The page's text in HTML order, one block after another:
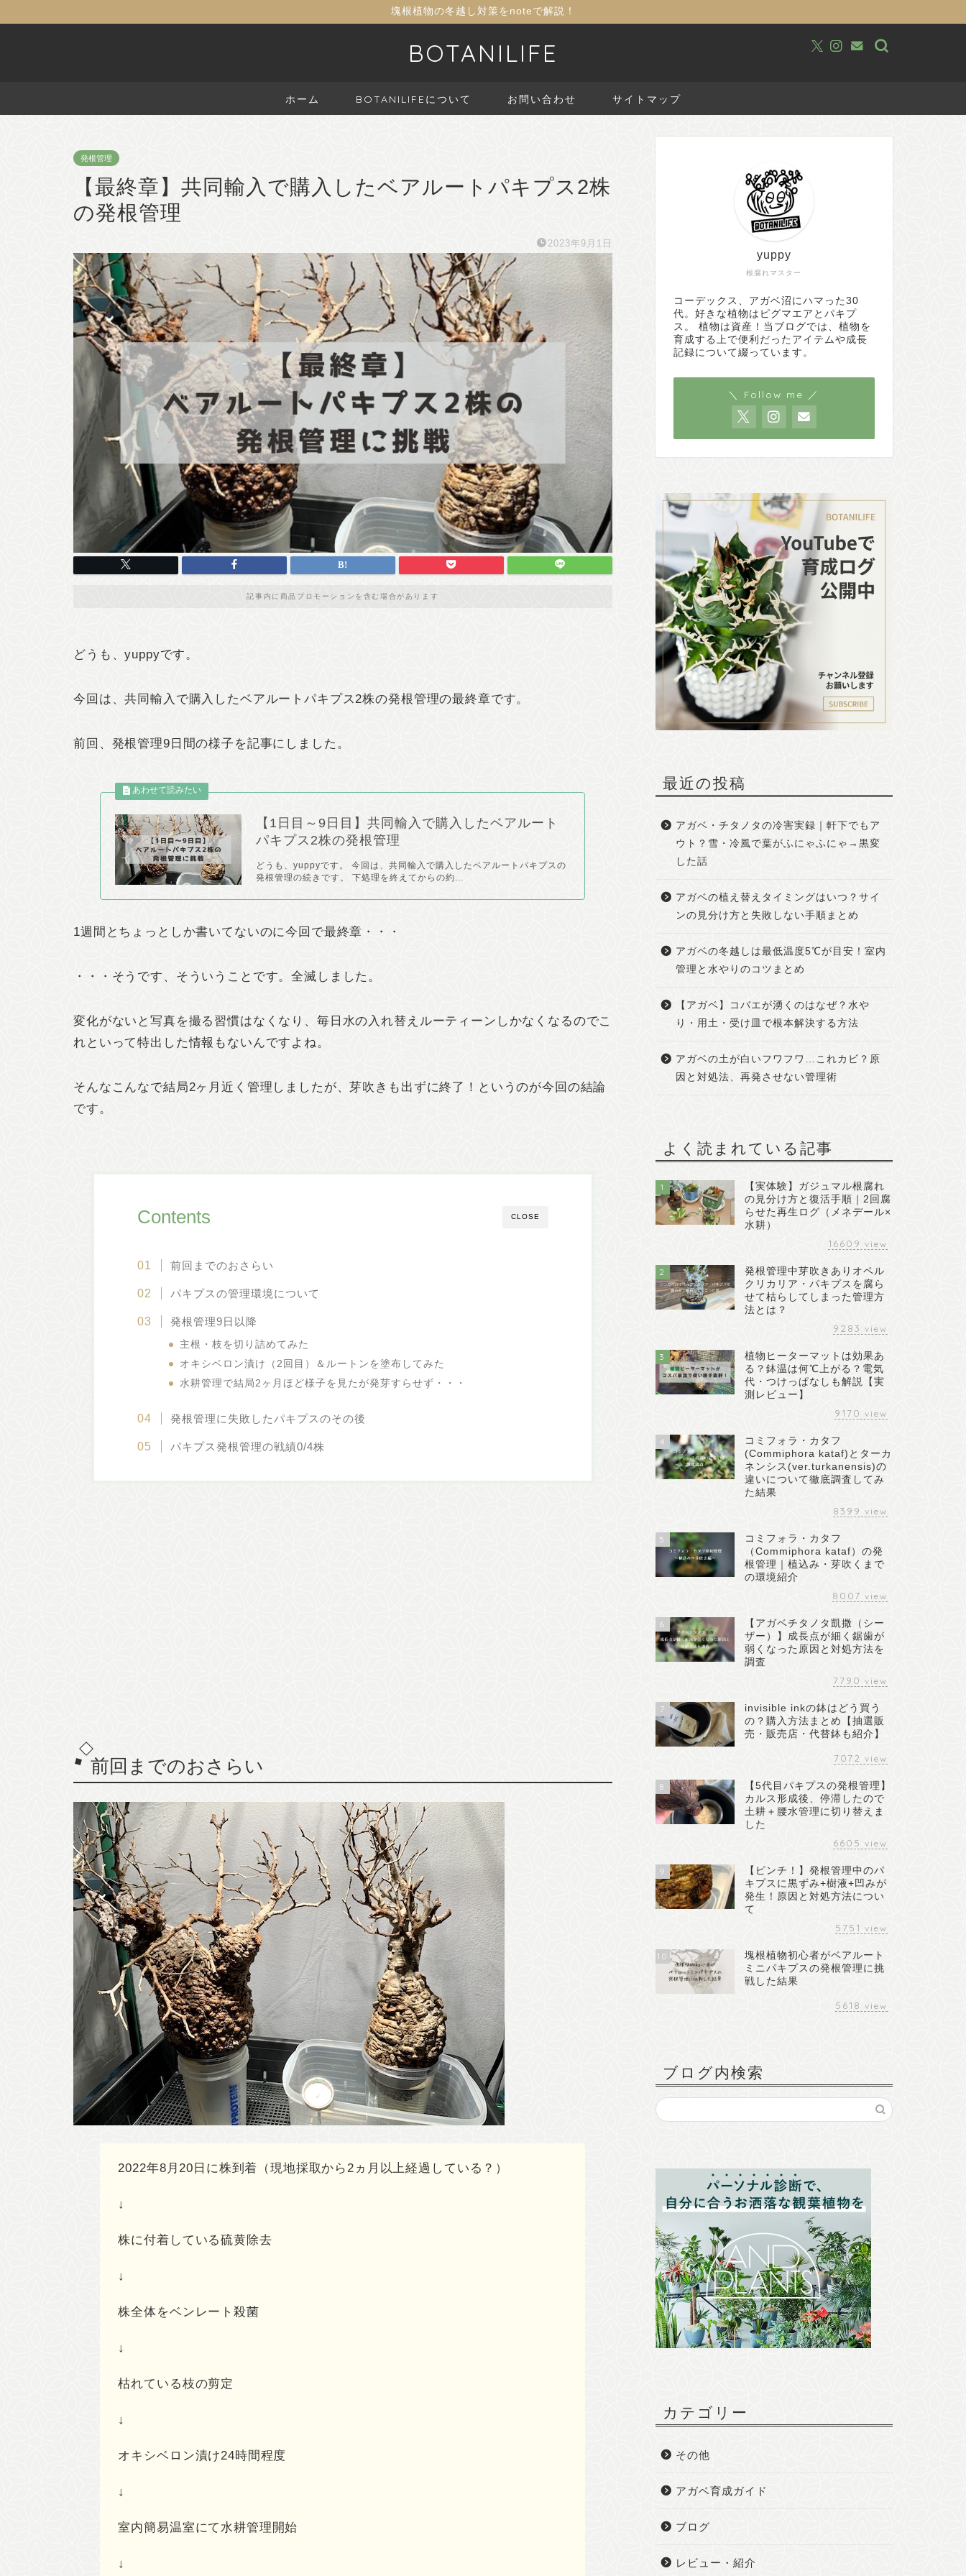
塊根植物の冬越し対策をnoteで解説！
BOTANILIFE
ホーム BOTANILIFEについて お問い合わせ サイトマップ
発根管理
【最終章】共同輸入で購入したベアルートパキプス2株
の発根管理
2023年9月1日
記事内に商品プロモーションを含む場合があります
どうも、yuppyです。
今回は、共同輸入で購入したベアルートパキプス2株の発根管理の最終章です。
前回、発根管理9日間の様子を記事にしました。
【1日目～9日目】共同輸入で購入したベアルート
パキプス2株の発根管理
どうも、yuppyです。 今回は、共同輸入で購入したベアルートパキプスの
発根管理の続きです。 下処理を終えてからの約...
1週間とちょっとしか書いてないのに今回で最終章・・・
・・・そうです、そういうことです。全滅しました。
変化がないと写真を撮る習慣はなくなり、毎日水の入れ替えルーティーンしかなくなるのでこ
れといって特出した情報もないんですよね。
そんなこんなで結局2ヶ月近く管理しましたが、芽吹きも出ずに終了！というのが今回の結論
です。
CLOSE
Contents
前回までのおさらい
パキプスの管理環境について
発根管理9日以降
主根・枝を切り詰めてみた
オキシベロン漬け（2回目）＆ルートンを塗布してみた
水耕管理で結局2ヶ月ほど様子を見たが発芽すらせず・・・
発根管理に失敗したパキプスのその後
パキプス発根管理の戦績0/4株
前回までのおさらい
2022年8月20日に株到着（現地採取から2ヵ月以上経過している？）
↓
株に付着している硫黄除去
↓
株全体をベンレート殺菌
↓
枯れている枝の剪定
↓
オキシベロン漬け24時間程度
↓
室内簡易温室にて水耕管理開始
↓
根腐れマスター
yuppy
コーデックス、アガベ沼にハマった30
代。好きな植物はピグマエアとパキプ
ス。 植物は資産！当ブログでは、植物を
育成する上で便利だったアイテムや成長
記録について綴っています。
＼ Follow me ／
最近の投稿
アガベ・チタノタの冷害実録｜軒下でもア
ウト？雪・冷風で葉がふにゃふにゃ→黒変
した話
アガベの植え替えタイミングはいつ？サイ
ンの見分け方と失敗しない手順まとめ
アガベの冬越しは最低温度5℃が目安！室内
管理と水やりのコツまとめ
【アガベ】コバエが湧くのはなぜ？水や
り・用土・受け皿で根本解決する方法
アガベの土が白いフワフワ…これカビ？原
因と対処法、再発させない管理術
よく読まれている記事
1
【実体験】ガジュマル根腐れ
の見分け方と復活手順｜2回腐
らせた再生ログ（メネデール×
水耕）
16609 view
2
発根管理中芽吹きありオペル
クリカリア・パキプスを腐ら
せて枯らしてしまった管理方
法とは？
9283 view
3
植物ヒーターマットは効果あ
る？鉢温は何℃上がる？電気
代・つけっぱなしも解説【実
測レビュー】
9170 view
4
コミフォラ・カタフ
(Commiphora kataf)とターカ
ネンシス(ver.turkanensis)の
違いについて徹底調査してみ
た結果
8399 view
5
コミフォラ・カタフ
（Commiphora kataf）の発
根管理｜植込み・芽吹くまで
の環境紹介
8007 view
6
【アガベチタノタ凱撒（シー
ザー）】成長点が細く鋸歯が
弱くなった原因と対処方法を
調査
7790 view
7
invisible inkの鉢はどう買う
の？購入方法まとめ【抽選販
売・販売店・代替鉢も紹介】
7072 view
8
【5代目パキプスの発根管理】
カルス形成後、停滞したので
土耕＋腰水管理に切り替えま
した
6605 view
9
【ピンチ！】発根管理中のパ
キプスに黒ずみ+樹液+凹みが
発生！原因と対処方法につい
て
5751 view
10
塊根植物初心者がベアルート
ミニパキプスの発根管理に挑
戦した結果
5618 view
ブログ内検索
カテゴリー
その他
アガベ育成ガイド
ブログ
レビュー・紹介